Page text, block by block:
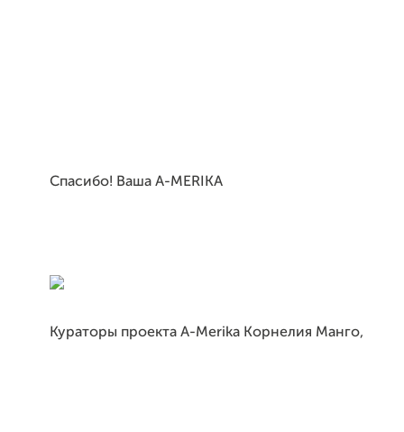
Спасибо! Ваша A-MERIKA
Кураторы проекта A-Merikа Корнелия Манго,